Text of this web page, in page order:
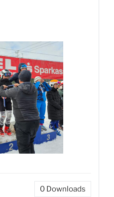
0 Downloads